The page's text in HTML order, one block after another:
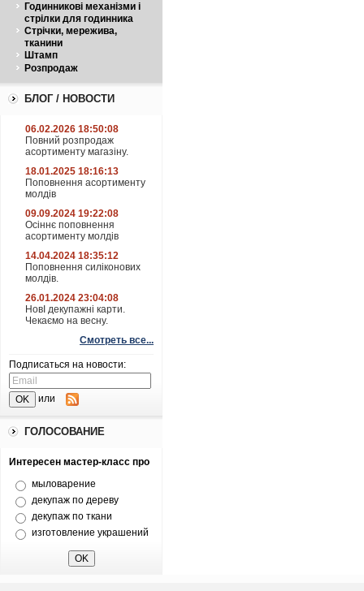
Годинникові механізми і
стрілки для годинника
Стрічки, мережива,
тканини
Штамп
Розпродаж
БЛОГ / НОВОСТИ
06.02.2026 18:50:08
Повний розпродаж
асортименту магазіну.
18.01.2025 18:16:13
Поповнення асортименту
молдів
09.09.2024 19:22:08
Осіннє поповнення
асортименту молдів
14.04.2024 18:35:12
Поповнення силіконових
молдів.
26.01.2024 23:04:08
НовІ декупажні карти.
Чекаємо на весну.
Смотреть все...
Подписаться на новости:
или
ГОЛОСОВАНИЕ
Интересен мастер-класс про
мыловарение
декупаж по дереву
декупаж по ткани
изготовление украшений